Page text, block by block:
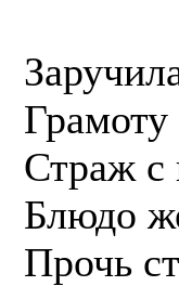
Страж с
Блюдо
Прочь